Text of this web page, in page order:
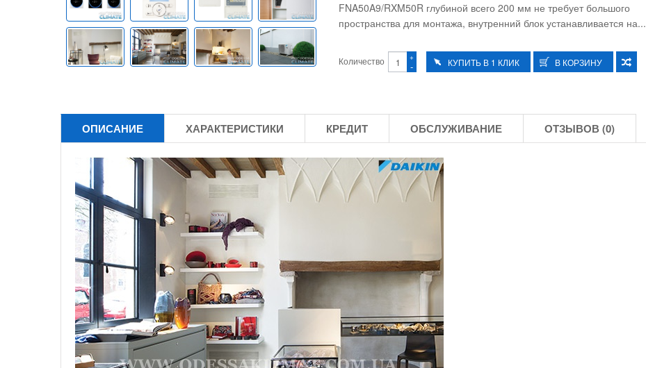
FNA50A9/RXM50R глубиной всего 200 мм не требует большого
пространства для монтажа, внутренний блок устанавливается на...
Количество -
+
ОПИСАНИЕ ХАРАКТЕРИСТИКИ КРЕДИТ ОБСЛУЖИВАНИЕ ОТЗЫВОВ (0)